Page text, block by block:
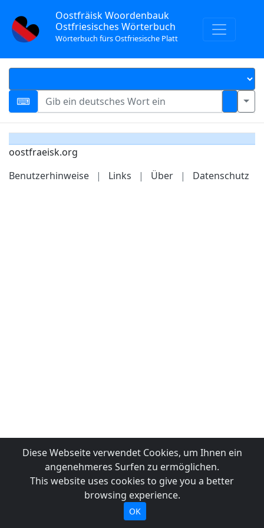
Oostfräisk Woordenbauk
Ostfriesisches Wörterbuch
Wörterbuch fürs Ostfriesische Platt
oostfraeisk.org
Benutzerhinweise
| Links | Über | Datenschutz
Diese Webseite verwendet Cookies, um Ihnen ein
angenehmeres Surfen zu ermöglichen.
This website uses cookies to give you a better
browsing experience.
OK